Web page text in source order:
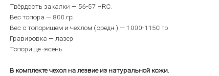
Твёрдость закалки — 56-57 HRC.
Вес топора — 800 гр.
Вес с топорищем и чехлом (средн.) — 1000-1150 гр
Гравировка — лазер
Топорище -ясень
В комплекте чехол на лезвие из натуральной кожи.